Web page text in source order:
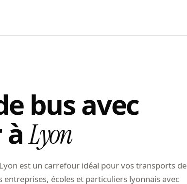
bus avec
àLyon
est un carrefour idéal pour vos transports de
écoles et particuliers lyonnais avec